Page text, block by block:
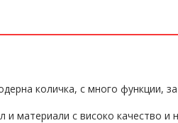
количка, с много функции,
материали с високо качество и